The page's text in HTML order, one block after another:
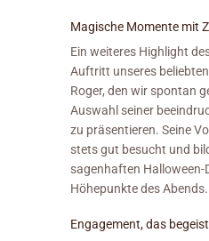
Magische Momente mit
Ein weiteres Highlight
Auftritt unseres
Roger, den wir spontan
Auswahl seiner
zu präsentieren. Seine
stets gut besucht und
sagenhaften Halloween-
Höhepunkte des Abends.
Engagement, das